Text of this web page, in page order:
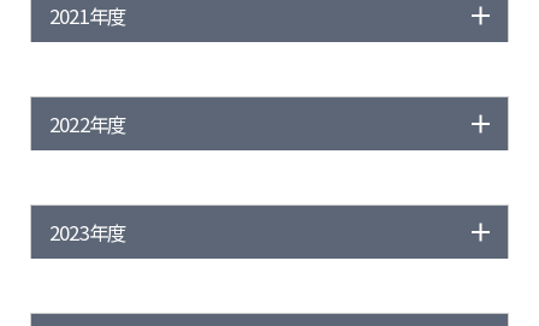
2021年度
2022年度
2023年度